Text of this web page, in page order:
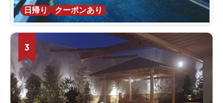
日帰り
クーポンあり
3